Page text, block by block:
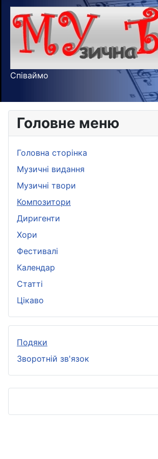
Співаймо
Головне меню
Головна сторінка
Музичні видання
Музичні твори
Композитори
Диригенти
Хори
Фестивалі
Календар
Статті
Цікаво
Подяки
Зворотній зв'язок